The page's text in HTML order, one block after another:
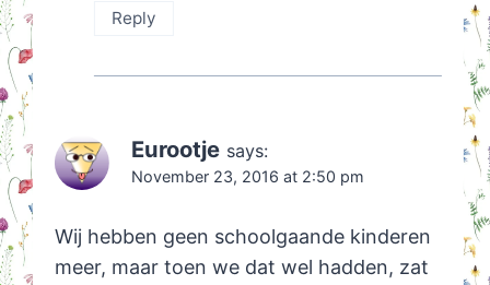
Reply
Eurootje says:
November 23, 2016 at 2:50 pm
Wij hebben geen schoolgaande kinderen
meer, maar toen we dat wel hadden, zat